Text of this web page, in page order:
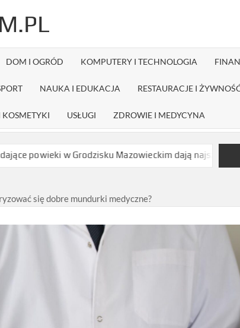
DOM I OGRÓD KOMPUTERY I TECHNOLOGIA
NAUKA I EDUKACJA RESTAURACJE I
KOSMETYKI USŁUGI ZDROWIE I MEDYCYNA
Grodzisku Mazowieckim dają najszybszy efekt bez
się dobre mundurki medyczne?